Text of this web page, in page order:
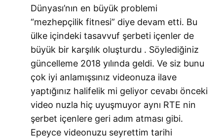
Dünyası’nın en büyük problemi
“mezhepçilik fitnesi” diye devam etti. Bu
ülke içindeki tasavvuf şerbeti içenler de
büyük bir karşılık oluşturdu . Söylediğiniz
güncelleme 2018 yılında geldi. Ve siz bunu
çok iyi anlamışsınız videonuza ilave
yaptığınız halifelik mi geliyor cevabı önceki
video nuzla hiç uyuşmuyor aynı RTE nin
şerbet içenlere geri adım atması gibi.
Epeyce videonuzu seyrettim tarihi